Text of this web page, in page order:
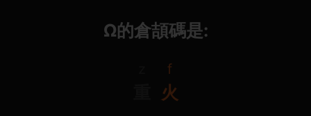
Ω的倉頡碼是:
f
火